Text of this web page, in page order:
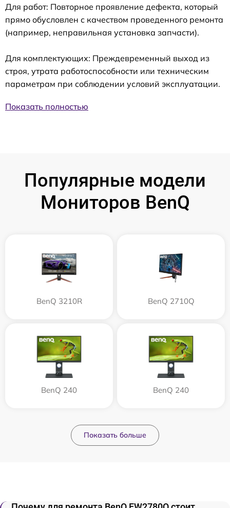
Для работ: Повторное проявление дефекта, который
прямо обусловлен с качеством проведенного ремонта
(например, неправильная установка запчасти).
Для комплектующих: Преждевременный выход из
строя, утрата работоспособности или техническим
параметрам при соблюдении условий эксплуатации.
Показать полностью
Популярные модели
Мониторов BenQ
BenQ 3210R BenQ 2710Q
BenQ 240 BenQ 240
Показать больше